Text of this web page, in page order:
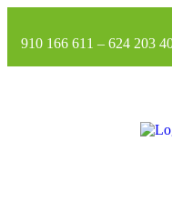
910 166 611 – 624 203